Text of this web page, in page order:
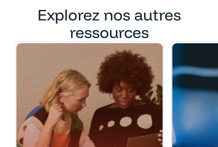
Explorez nos autres
ressources